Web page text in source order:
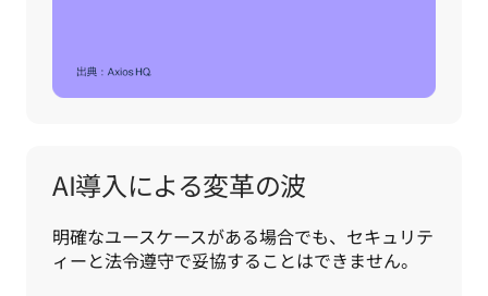
AI導入による変革の波
明確なユースケースがある場合でも、セキュリテ
ィーと法令遵守で妥協することはできません。